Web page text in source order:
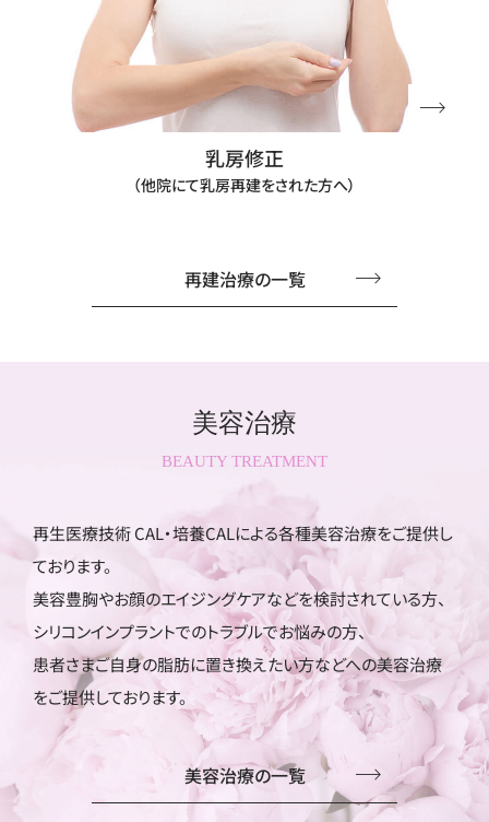
乳房修正
（他院にて乳房再建をされた方へ）
再建治療の一覧
美容治療
BEAUTY TREATMENT
再生医療技術 CAL・培養CALによる各種美容治療をご提供し
ております。
美容豊胸やお顔のエイジングケアなどを検討されている方、
シリコンインプラントでのトラブルでお悩みの方、
患者さまご自身の脂肪に置き換えたい方などへの美容治療
をご提供しております。
美容治療の一覧